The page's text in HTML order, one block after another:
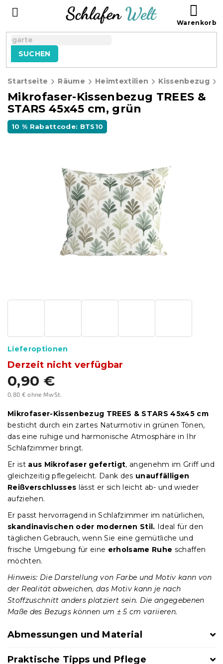
SUCHEN
Startseite Räume Heimtextilien Kissenbezug
Mikrofaser-Kissenbezug TREES &
STARS 45x45 cm, grün
10 % Rabattcode: BTS10
0,90 €
0,80 € ohne MwSt.
Derzeit nicht verfügbar
Lieferoptionen
Mikrofaser-Kissenbezug TREES & STARS 45x45 cm
besticht durch ein zartes Naturmotiv in grünen Tönen,
das eine ruhige und harmonische Atmosphäre in Ihr
Schlafzimmer bringt.
Er ist aus Mikrofaser gefertigt, angenehm im Griff und
gleichzeitig pflegeleicht. Dank des unauffälligen
Reißverschlusses lässt er sich leicht ab- und wieder
aufziehen.
Er passt hervorragend in Schlafzimmer im natürlichen,
skandinavischen oder modernen Stil. Ideal für den
täglichen Gebrauch, wenn Sie eine gemütliche und
frische Umgebung für eine erholsame Ruhe schaffen
möchten.
Hinweis: Die Darstellung von Farbe und Motiv kann von
der Realität abweichen, das Motiv kann je nach
Stoffzuschnitt anders platziert sein. Die angegebenen
Maße des Bezugs können um ± 5 cm variieren.
Abmessungen und Material
Praktische Tipps und Pflege